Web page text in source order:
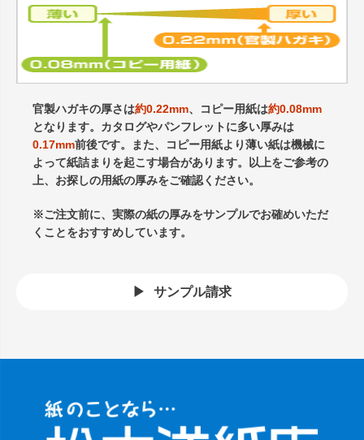
官製ハガキの厚さは約0.22mm、コピー用紙は約0.08mm
となります。カタログやパンフレットに多い厚みは
0.17mm前後です。また、コピー用紙より薄い紙は機械に
よって紙詰まりを起こす場合があります。以上をご参考の
上、お探しの用紙の厚みをご確認ください。
※ご注文前に、実際の紙の厚みをサンプルでお確めいただ
くことをおすすめしています。
サンプル請求